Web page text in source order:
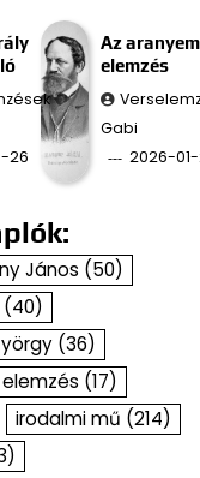
26
Az
elemzés
Gabi
2026-
János (50)
(40)
(36)
elemzés (17)
irodalmi mű (214)